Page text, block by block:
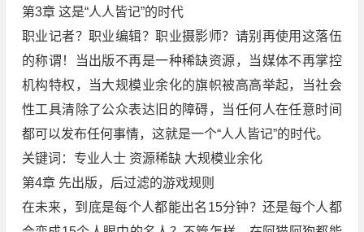
第3章 这是“人人皆记”的时代
职业记者？职业编辑？职业摄影师？请别再使用这落伍
的称谓！当出版不再是一种稀缺资源，当媒体不再掌控
机构特权，当大规模业余化的旗帜被高高举起，当社会
性工具清除了公众表达旧的障碍，当任何人在任意时间
都可以发布任何事情，这就是一个“人人皆记”的时代。
关键词：专业人士 资源稀缺 大规模业余化
第4章 先出版，后过滤的游戏规则
在未来，到底是每个人都能出名15分钟？还是每个人都